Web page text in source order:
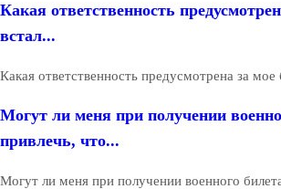
Какая ответственность
встал...
Какая ответственность предусмотрена за мое
Могут ли меня при получении
привлечь, что...
Могут ли меня при получении военного